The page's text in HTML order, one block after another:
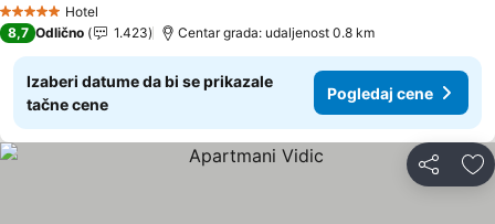
5 ZvezdiceHotel
8,7 Odlično 1.423 Centar grada: udaljenost 0.8 km
Izaberi datume da bi se prikazale
tačne cene
Pogledaj cene
Deli